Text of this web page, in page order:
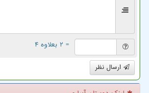
= ۲ بعلاوه ۴
ارسال نظر